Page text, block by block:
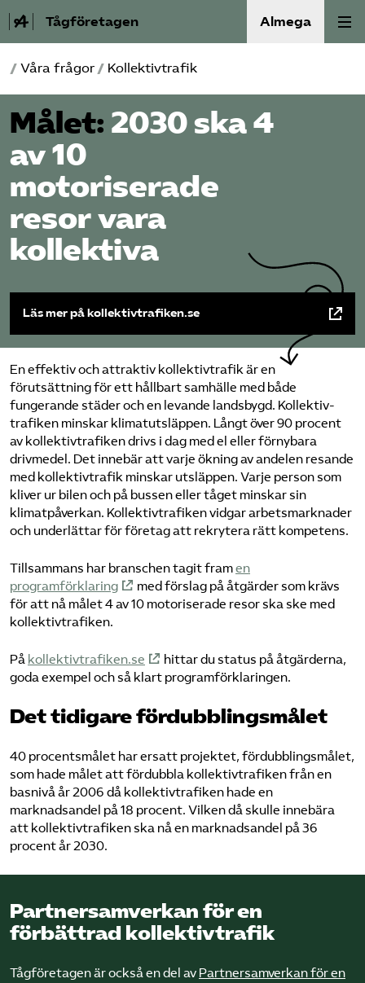
Tågföretagen Almega
Aktuellt
Reformagenda för järnvägen
Våra frågor
Om oss
Kontakt
Mina sidor (almega.se)
Bli medlem
Logga in på Arbetsgivarguiden
Sök på tagforetagen.se
/ Våra frågor / Kollektivtrafik
Målet: 2030 ska 4
av 10
motoriserade
resor vara
kollektiva
Läs mer på kollektivtrafiken.se
En effektiv och attraktiv kollektivtrafik är en
förutsättning för ett hållbart samhälle med både
fungerande städer och en levande landsbygd. Kollektiv­
trafiken minskar klimatutsläppen. Långt över 90 procent
av kollektiv­trafiken drivs i dag med el eller förnybara
drivmedel. Det innebär att varje ökning av andelen resande
med kollektivtrafik minskar utsläppen. Varje person som
kliver ur bilen och på bussen eller tåget minskar sin
klimatpåverkan. Kollektiv­trafiken vidgar arbetsmarknader
och underlättar för företag att rekrytera rätt kompetens.
Tillsammans har branschen tagit framen
programförklaring
med förslag på åtgärder som krävs
för att nå målet 4 av 10 motoriserade resor ska ske med
kollektiv­trafiken.
På kollektiv­trafiken.se
hittar du status på åtgärderna,
goda exempel och så klart programförklaringen.
Det tidigare fördubblingsmålet
40 procentsmålet har ersatt projektet, fördubblingsmålet,
som hade målet att fördubbla kollektivtrafiken från en
basnivå år 2006 då kollektiv­trafiken hade en
marknadsandel på 18 procent. Vilken då skulle innebära
att kollektiv­trafiken ska nå en marknadsandel på 36
procent år 2030.
Partnersamverkan för en
förbättrad kollektivtrafik
Tågföretagen är också en del av Partnersamverkan för en